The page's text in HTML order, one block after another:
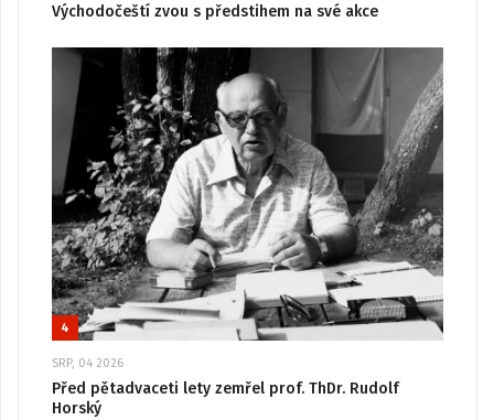
Východočeští zvou s předstihem na své akce
4
SRP, 04 2026
Před pětadvaceti lety zemřel prof. ThDr. Rudolf
Horský